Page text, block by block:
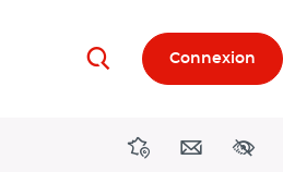
RechercherConnexion
DirectionsContact